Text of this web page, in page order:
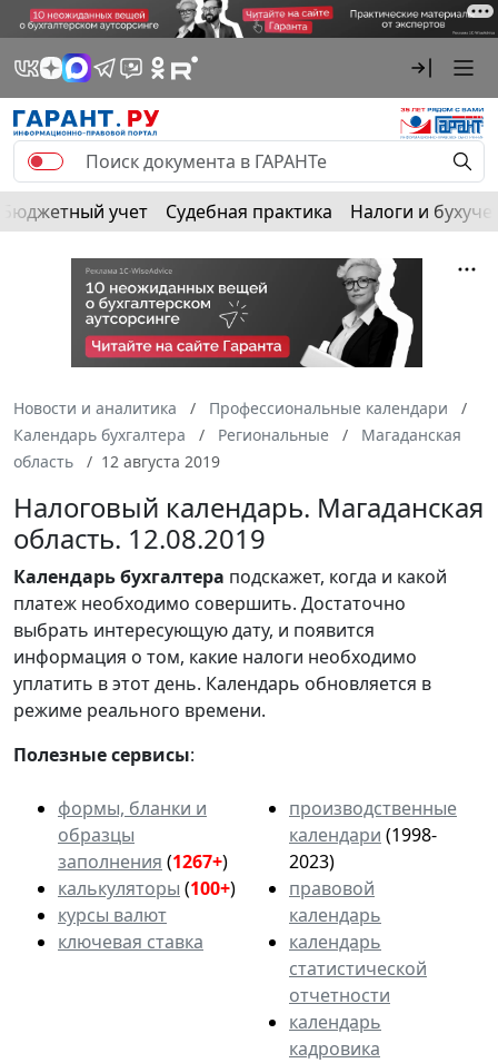
Бюджетный учет Судебная практика Налоги и
Новости и аналитика
Профессиональные календари
Календарь бухгалтера
Региональные
Магаданская
область
12 августа 2019
Налоговый календарь. Магаданская
область. 12.08.2019
Календарьбухгалтера подскажет, когда и какой
платеж необходимо совершить. Достаточно
выбрать интересующую дату, и появится
информация о том, какие налоги необходимо
уплатить в этот день. Календарь обновляется в
режиме реального времени.
Полезные сервисы:
формы, бланки и
образцы
заполнения (1267+)
калькуляторы (100+)
курсы валют
ключевая ставка
производственные
календари (1998-
2023)
правовой
календарь
календарь
статистической
отчетности
календарь
кадровика